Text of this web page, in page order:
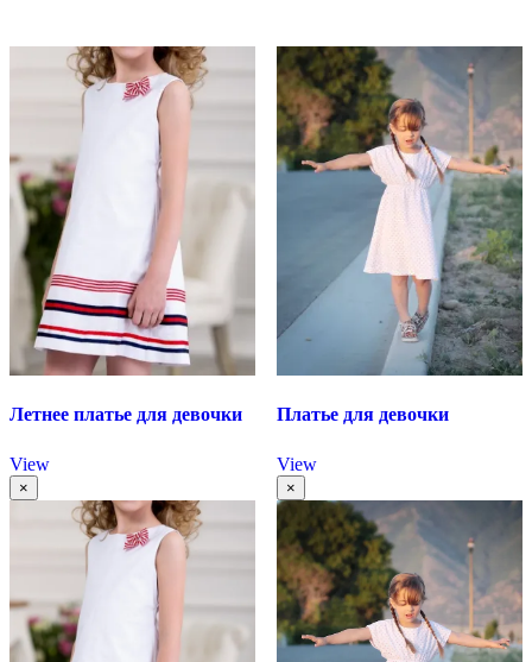
Летнее платье для девочки
View
×
Платье для девочки
View
×